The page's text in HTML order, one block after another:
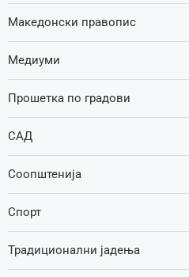
Македонски правопис
Медиуми
Прошетка по градови
САД
Соопштенија
Спорт
Традиционални јадења